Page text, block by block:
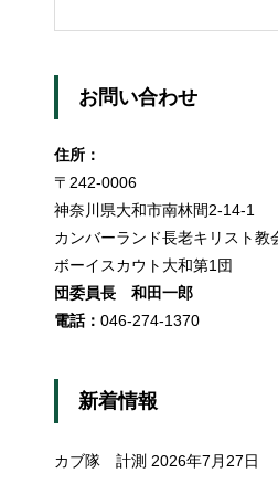
お問い合わせ
住所：
〒242-0006
神奈川県大和市南林間2-14-1
カンバーランド長老キリスト教
ボーイスカウト大和第1団
団委員長 和田一郎
電話： 046-274-1370
新着情報
カブ隊 計測 2026年7月27日